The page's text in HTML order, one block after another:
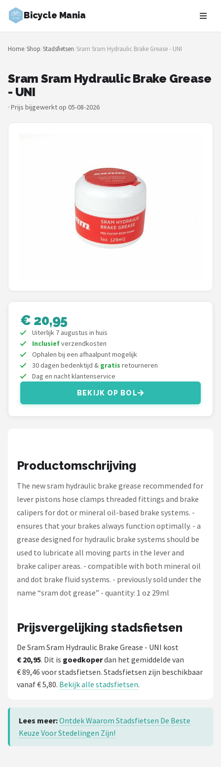
Bicycle Mania
Zoeken
NAVIGATIE
Merken
Elektrische fietsen
Basil
Volare
ABUS
AXA
Voltano
Shimano
Cortina
Alle merken →
Home/Shop/Stadsfietsen/Sram Sram Hydraulic Brake Grease - UNI
Sram Sram Hydraulic Brake Grease
- UNI
· Prijs bijgewerkt op 05-08-2026
€ 20,95
Uiterlijk 7 augustus in huis
Inclusiefverzendkosten
Ophalen bij een afhaalpunt mogelijk
30 dagen bedenktijd & gratis retourneren
Dag en nacht klantenservice
BEKIJK OP BOL
Productomschrijving
The new sram hydraulic brake grease recommended for
lever pistons hose clamps threaded fittings and brake
calipers for dot or mineral oil-based brake systems. -
ensures that your brakes always function optimally. - a
grease designed for hydraulic brake systems should be
used to lubricate all moving parts in the lever and
brake caliper areas. - compatible with both mineral oil
and dot brake fluid systems. - previously sold under the
name “sram dot grease” - quantity: 1 oz 29ml
Prijsvergelijking stadsfietsen
De Sram Sram Hydraulic Brake Grease - UNI kost
€ 20,95. Dit is goedkoperdan het gemiddelde van
€ 89,46 voor stadsfietsen. Stadsfietsen zijn beschikbaar
vanaf € 5,80. Bekijk alle stadsfietsen.
Lees meer:Ontdek Waarom Stadsfietsen De Beste
Keuze Voor Stedelingen Zijn!